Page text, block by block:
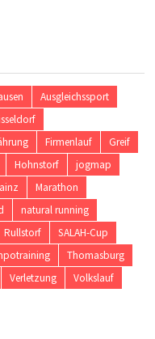
Ausgleichssport
Firmenlauf
Greif
Hohnstorf
jogmap
Marathon
natural running
Rullstorf
SALAH-Cup
Thomasburg
Verletzung
Volkslauf